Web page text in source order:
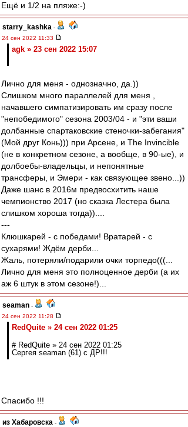
Ещё и 1/2 на пляже:-)
starry_kashka -
24 сен 2022 11:33
agk » 23 сен 2022 15:07
Лично для меня - однозначно, да.))
Слишком много параллелей для меня ,
начавшего симпатизировать им сразу после
"непобедимого" сезона 2003/04 - и "эти ваши
долбанные спартаковские стеночки-забегания"
(Мой друг Конь))) при Арсене, и The Invincible
(не в конкретном сезоне, а вообще, в 90-ые), и
долбоебы-владельцы, и непонятные
трансферы, и Эмери - как связующее звено...))
Даже шанс в 2016м предвосхитить наше
чемпионство 2017 (но сказка Лестера была
слишком хороша тогда))....
---
Клюшкарей - с победами! Вратарей - с
сухарями! Ждём дерби...
Жаль, потеряли/подарили очки торпедо(((...
Лично для меня это полноценное дерби (а их
аж 6 штук в этом сезоне!)...
seaman -
24 сен 2022 11:28
RedQuite » 24 сен 2022 01:25
# RedQuite » 24 сен 2022 01:25
Сергея seaman (61) с ДР!!!
Спасибо !!!
из Хабаровска -